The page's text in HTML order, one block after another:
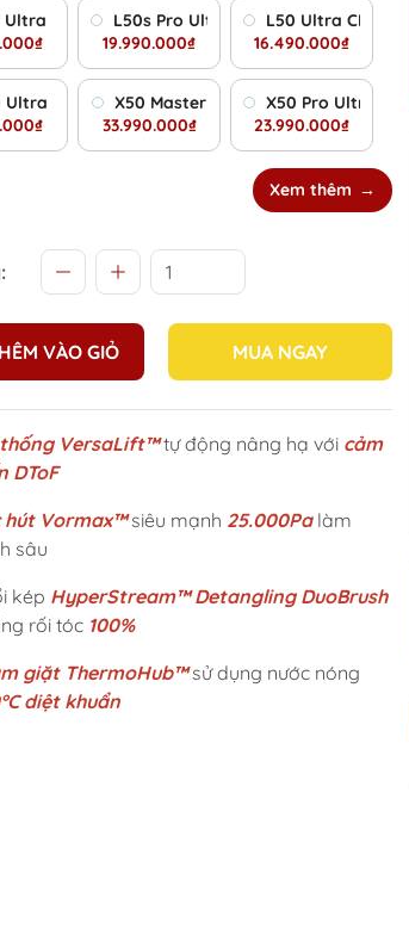
Ultra
L50s Pro Ultra
19.990.000₫
L50 Ultra CE
16.490.000₫
Ultra
X50 Master
33.990.000₫
X50 Pro Ultra
23.990.000₫
Xem thêm
VÀO GIỎ MUA NGAY
VersaLift™tự động nâng hạ với cảm
DToF
hút Vormax™siêu mạnh 25.000Palàm
sâu
kép HyperStream™ Detangling DuoBrush
rối tóc 100%
giặt ThermoHub™sử dụng nước nóng
diệt khuẩn